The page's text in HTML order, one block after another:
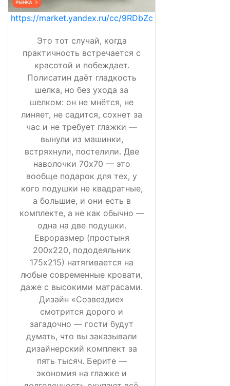
https://market.yandex.ru/cc/9RDbZc
Это тот случай, когда
практичность встречается с
красотой и побеждает.
Полисатин даёт гладкость
шелка, но без ухода за
шелком: он не мнётся, не
линяет, не садится, сохнет за
час и не требует глажки —
вынули из машинки,
встряхнули, постелили. Две
наволочки 70х70 — это
вообще подарок для тех, у
кого подушки не квадратные,
а большие, и они есть в
комплекте, а не как обычно —
одна на две подушки.
Евроразмер (простыня
200х220, пододеяльник
175х215) натягивается на
любые современные кровати,
даже с высокими матрасами.
Дизайн «Созвездие»
смотрится дорого и
загадочно — гости будут
думать, что вы заказывали
дизайнерский комплект за
пять тысяч. Берите —
экономия на глажке и